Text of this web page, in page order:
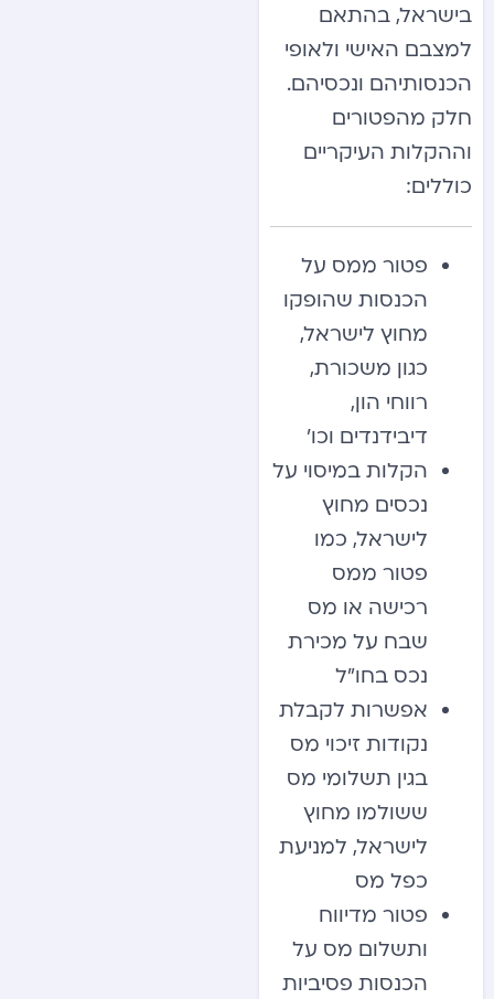
בישראל, בהתאם
למצבם האישי ולאופי
הכנסותיהם ונכסיהם.
חלק מהפטורים
וההקלות העיקריים
כוללים:
פטור ממס על
הכנסות שהופקו
מחוץ לישראל,
כגון משכורת,
רווחי הון,
דיבידנדים וכו’
הקלות במיסוי על
נכסים מחוץ
לישראל, כמו
פטור ממס
רכישה או מס
שבח על מכירת
נכס בחו”ל
אפשרות לקבלת
נקודות זיכוי מס
בגין תשלומי מס
ששולמו מחוץ
לישראל, למניעת
כפל מס
פטור מדיווח
ותשלום מס על
הכנסות פסיביות